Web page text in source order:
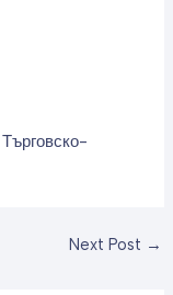
Next Post →